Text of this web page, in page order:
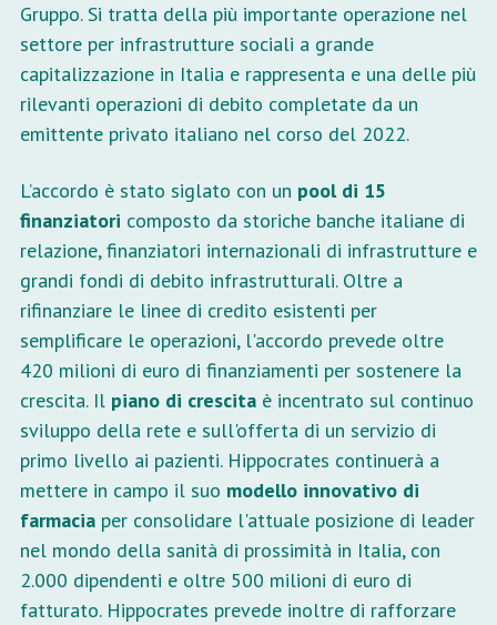
Gruppo. Si tratta della più importante operazione nel
settore per infrastrutture sociali a grande
capitalizzazione in Italia e rappresenta e una delle più
rilevanti operazioni di debito completate da un
emittente privato italiano nel corso del 2022.
L’accordo è stato siglato con un pool di 15
finanziatori composto da storiche banche italiane di
relazione, finanziatori internazionali di infrastrutture e
grandi fondi di debito infrastrutturali. Oltre a
rifinanziare le linee di credito esistenti per
semplificare le operazioni, l'accordo prevede oltre
420 milioni di euro di finanziamenti per sostenere la
crescita. Il piano di crescitaè incentrato sul continuo
sviluppo della rete e sull'offerta di un servizio di
primo livello ai pazienti. Hippocrates continuerà a
mettere in campo il suo modello innovativo di
farmaciaper consolidare l'attuale posizione di leader
nel mondo della sanità di prossimità in Italia, con
2.000 dipendenti e oltre 500 milioni di euro di
fatturato. Hippocrates prevede inoltre di rafforzare